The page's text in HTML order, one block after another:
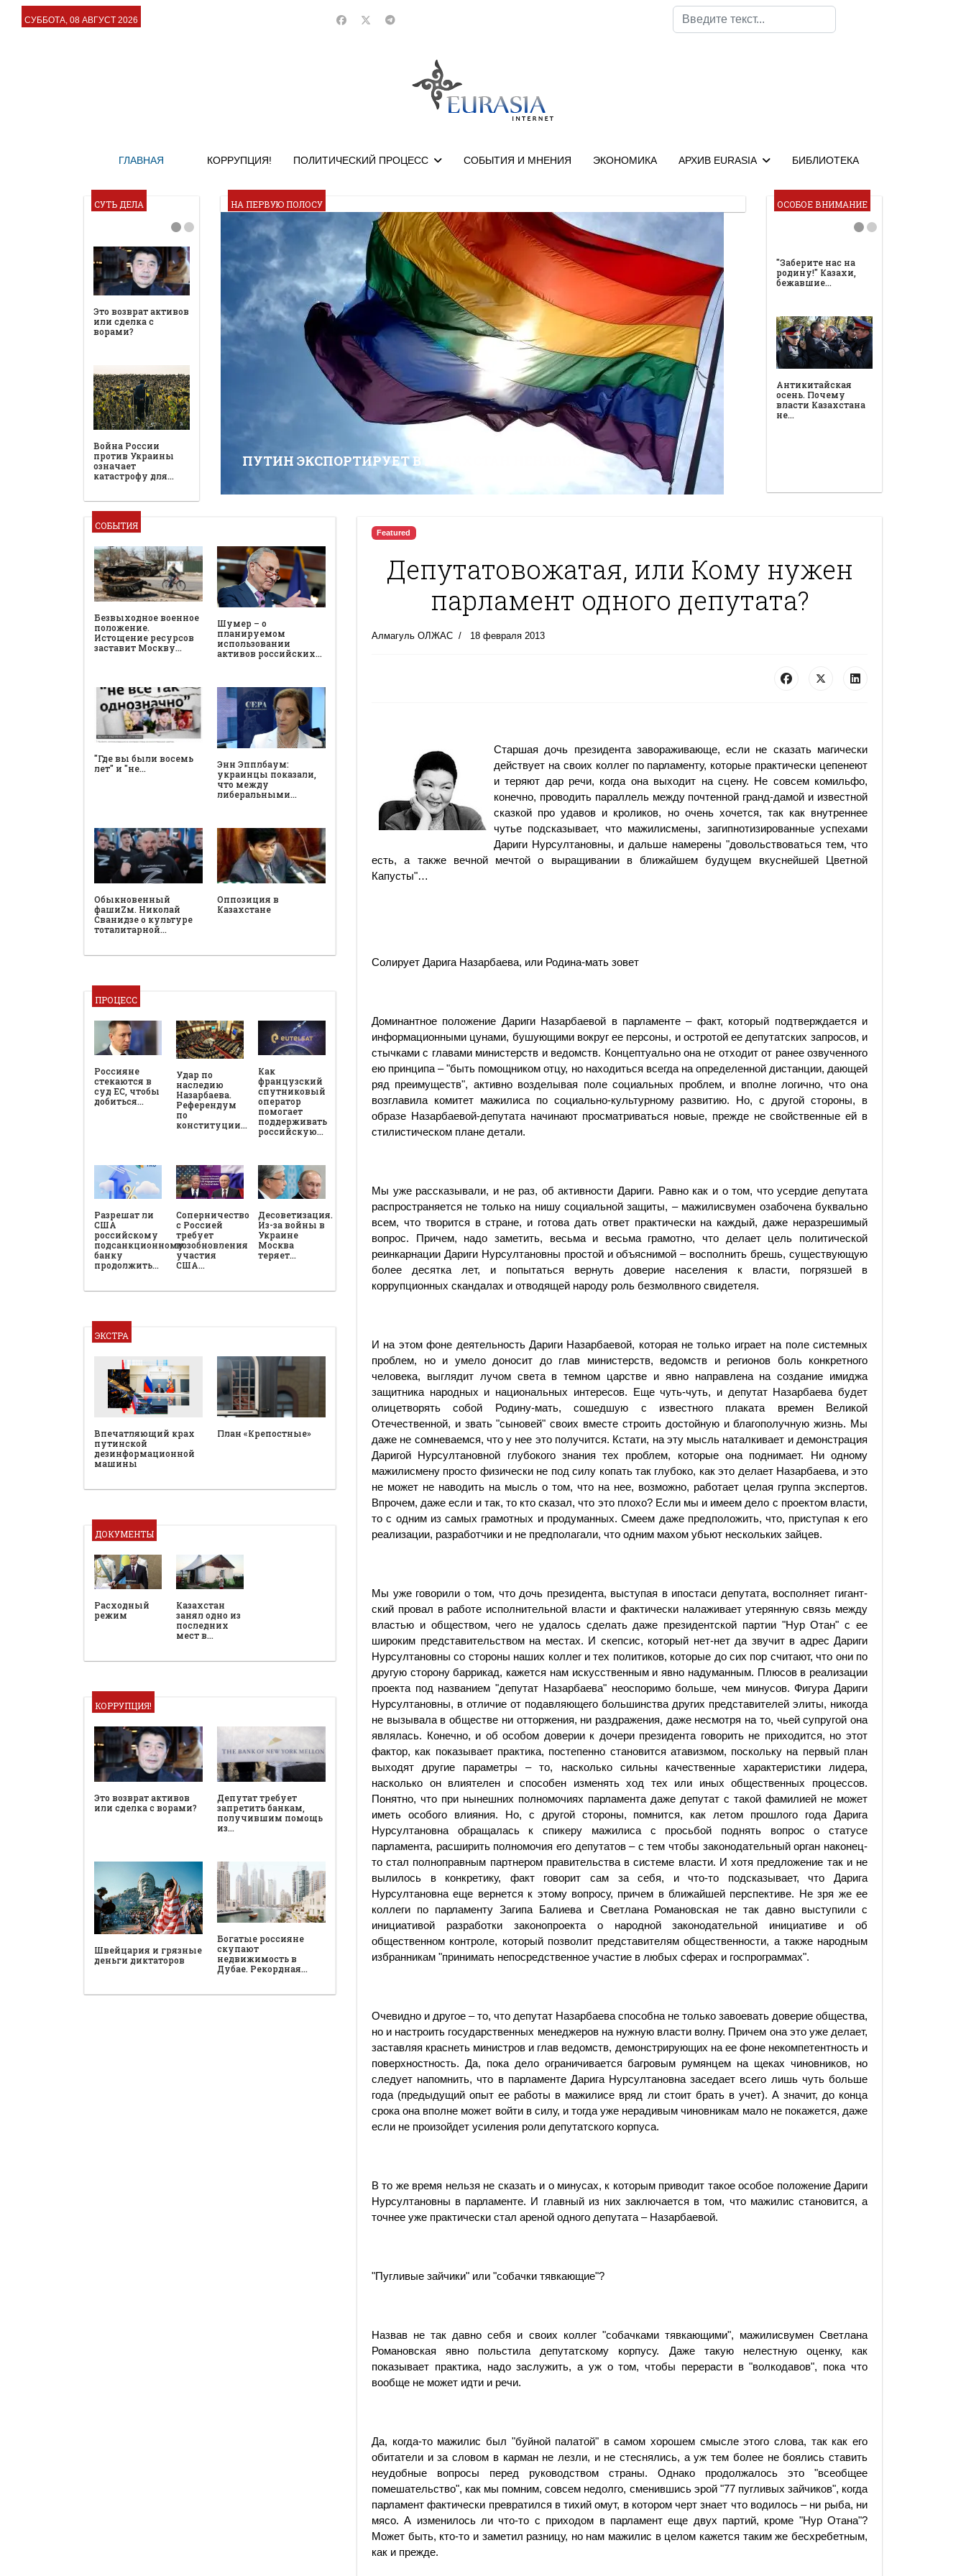
СУББОТА, 08 АВГУСТ 2026
Поиск
ГЛАВНАЯ КОРРУПЦИЯ! ПОЛИТИЧЕСКИЙ ПРОЦЕСС СОБЫТИЯ И МНЕНИЯ ЭКОНОМИКА АРХИВ EURASIA БИБЛИОТЕКА
СУТЬ ДЕЛА НА ПЕРВУЮ ПОЛОСУ
ПУТИН ЭКСПОРТИРУЕТ В КАЗАХСТАН НЕНАВИСТЬ
ОСОБОЕ ВНИМАНИЕ
СОБЫТИЯ
Безвыходное военное
положение.
Истощение ресурсов
заставит Москву…
Шумер – о
планируемом
использовании
активов российских…
"Где вы были восемь
лет" и "не…
Энн Эпплбаум:
украинцы показали,
что между
либеральными…
Обыкновенный
фашиZм. Николай
Сванидзе о культуре
тоталитарной…
Оппозиция в
Казахстане
ПРОЦЕСС
Россияне
стекаются в
суд ЕС, чтобы
добиться…
Удар по
наследию
Назарбаева.
Референдум
по
конституции…
Как
французский
спутниковый
оператор
помогает
поддерживать
российскую…
Разрешат ли
США
российскому
подсанкционному
банку
продолжить…
Соперничество
с Россией
требует
возобновления
участия
США…
Десоветизация.
Из-за войны в
Украине
Москва
теряет…
ЭКСТРА
Впечатляющий крах
путинской
дезинформационной
машины
План «Крепостные»
ДОКУМЕНТЫ
Расходный
режим
Казахстан
занял одно из
последних
мест в…
КОРРУПЦИЯ!
Это возврат активов
или сделка с ворами?
Депутат требует
запретить банкам,
получившим помощь
из…
Швейцария и грязные
деньги диктаторов
Богатые россияне
скупают
недвижимость в
Дубае. Рекордная…
Featured
Депутатовожатая, или Кому нужен
парламент одного депутата?
Алмагуль ОЛЖАС 18 февраля 2013
Старшая дочь президента завораживающе, если не сказать магически
действует на своих коллег по парламенту, которые практически цепенеют
и теряют дар речи, когда она выходит на сцену. Не совсем комильфо,
конечно, проводить параллель между почтенной гранд-дамой и известной
сказкой про удавов и кроликов, но очень хочется, так как внутреннее
чутье подсказывает, что мажилисмены, загипнотизированные успехами
Дариги Нурсултановны, и дальше намерены "довольствоваться тем, что
есть, а также вечной мечтой о выращивании в ближайшем будущем вкуснейшей Цветной
Капусты"…
Солирует Дарига Назарбаева, или Родина-мать зовет
Доминантное положение Дариги Назарбаевой в парламенте – факт, который подтверждается и
информационными цунами, бушующими вокруг ее персоны, и остротой ее депутатских запросов, и
стычками с главами министерств и ведомств. Концептуально она не отходит от ранее озвученного
ею принципа – "быть помощником отцу, но находиться всегда на определенной дистанции, дающей
ряд преимуществ", активно возделывая поле социальных проблем, и вполне логично, что она
возглавила комитет мажилиса по социально-культурному развитию. Но, с другой стороны, в
образе Назарбаевой-депутата начинают просматриваться новые, прежде не свойственные ей в
стилистическом плане детали.
Мы уже рассказывали, и не раз, об активности Дариги. Равно как и о том, что усердие депутата
распространяется не только на нишу социальной защиты, – мажилисвумен озабочена буквально
всем, что творится в стране, и готова дать ответ практически на каждый, даже неразрешимый
вопрос. Причем, надо заметить, весьма и весьма грамотно, что делает цель политической
реинкарнации Дариги Нурсултановны простой и объяснимой – восполнить брешь, существующую
более десятка лет, и попытаться вернуть доверие населения к власти, погрязшей в
коррупционных скандалах и отводящей народу роль безмолв­ного свидетеля.
И на этом фоне деятельность Дариги Назарбаевой, которая не только играет на поле системных
проблем, но и умело доносит до глав министерств, ведомств и регионов боль конкретного
человека, выглядит лучом света в темном царстве и явно направлена на соз­дание имиджа
защитника народных и национальных интересов. Еще чуть-чуть, и депутат Назарбаева будет
олицетворять собой Родину-мать, сошедшую с известного плаката времен Великой
Отечественной, и звать "сыновей" своих вместе строить достойную и благополучную жизнь. Мы
даже не сомневаемся, что у нее это получится. Кстати, на эту мысль наталкивает и демонстрация
Даригой Нурсултановной глубокого знания тех проблем, которые она поднимает. Ни одному
мажилисмену просто физически не под силу копать так глубоко, как это делает Назарбаева, и это
не может не наводить на мысль о том, что на нее, возможно, работает целая группа экспертов.
Впрочем, даже если и так, то кто сказал, что это плохо? Если мы и имеем дело с проектом власти,
то с одним из самых грамотных и продуманных. Смеем даже предположить, что, приступая к его
реализации, разработчики и не предполагали, что одним махом убьют нескольких зайцев.
Мы уже говорили о том, что дочь президента, выступая в ипостаси депутата, восполняет гигант­
ский провал в работе исполнительной власти и фактически налаживает утерянную связь между
властью и обществом, чего не удалось сделать даже президентской партии "Нур Отан" с ее
широким представительством на местах. И скепсис, который нет-нет да звучит в адрес Дариги
Нурсултановны со стороны наших коллег и тех политиков, которые до сих пор считают, что они по
другую сторону баррикад, кажется нам искусственным и явно надуманным. Плюсов в реализации
проекта под названием "депутат Назарбаева" неоспоримо больше, чем минусов. Фигура Дариги
Нурсултановны, в отличие от подавляющего большинства других представителей элиты, никогда
не вызывала в обществе ни отторжения, ни раздражения, даже несмотря на то, чьей супругой она
являлась. Конечно, и об особом доверии к дочери президента говорить не приходится, но этот
фактор, как показывает практика, постепенно становится атавизмом, поскольку на первый план
выходят другие параметры – то, насколько сильны качественные характеристики лидера,
насколько он влиятелен и способен изменять ход тех или иных общественных процессов.
Понятно, что при нынешних полномочиях парламента даже депутат с такой фамилией не может
иметь особого влияния. Но, с другой стороны, помнится, как летом прошлого года Дарига
Нурсултановна обращалась к спикеру мажилиса с просьбой поднять вопрос о статусе
парламента, расширить полномочия его депутатов – с тем чтобы законодательный орган наконец-
то стал полноправным партнером правительства в системе власти. И хотя предложение так и не
вылилось в конкретику, факт говорит сам за себя, и что-то подсказывает, что Дарига
Нурсултановна еще вернется к этому вопросу, причем в ближайшей перспективе. Не зря же ее
коллеги по парламенту Загипа Балиева и Светлана Романовская не так давно выступили с
инициативой разработки законопроекта о народной законодательной инициативе и об
общественном контроле, который позволит представителям общественности, а также народным
избранникам "принимать непо­средственное участие в любых сферах и госпро­граммах".
Очевидно и другое – то, что депутат Назарбаева способна не только завоевать доверие общества,
но и настроить государственных менеджеров на нужную власти волну. Причем она это уже делает,
заставляя краснеть министров и глав ведомств, демонстрирующих на ее фоне некомпетентность и
поверхностность. Да, пока дело ограничивается багровым румянцем на щеках чиновников, но
следует напомнить, что в парламенте Дарига Нурсултановна заседает всего лишь чуть больше
года (предыдущий опыт ее работы в мажилисе вряд ли стоит брать в учет). А значит, до конца
срока она вполне может войти в силу, и тогда уже нерадивым чиновникам мало не покажется, даже
если не произойдет усиления роли депутатского корпуса.
В то же время нельзя не сказать и о минусах, к которым приводит такое особое положение Дариги
Нурсултановны в парламенте. И главный из них заключается в том, что мажилис становится, а
точнее уже практически стал ареной одного депутата – Назарбаевой.
"Пугливые зайчики" или "собачки тявкающие"?
Назвав не так давно себя и своих коллег "собачками тявкающими", мажилисвумен Светлана
Романовская явно по­льстила депутатскому корпусу. Даже такую нелестную оценку, как
показывает практика, надо заслужить, а уж о том, чтобы перерасти в "волкодавов", пока что
вообще не может идти и речи.
Да, когда-то мажилис был "буйной палатой" в самом хорошем смысле этого слова, так как его
обитатели и за словом в карман не лезли, и не стеснялись, а уж тем более не боялись ставить
неудобные вопросы перед руководством страны. Однако продолжалось это "всеобщее
помешательство", как мы пом­ним, совсем недолго, сменившись эрой "77 пугливых зайчиков", когда
парламент фактически превратился в тихий омут, в котором черт знает что водилось – ни рыба, ни
мясо. А изменилось ли что-то с приходом в парламент еще двух партий, кроме "Нур Отана"?
Может быть, кто-то и заметил разницу, но нам мажилис в целом кажется таким же бесхребетным,
как и прежде.